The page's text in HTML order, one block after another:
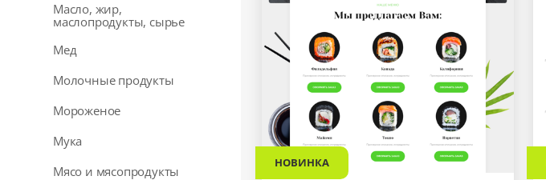
Масло, жир,
маслопродукты, сырье
Мед
Молочные продукты
Мороженое
Мука
Мясо и мясопродукты
НОВИНКА